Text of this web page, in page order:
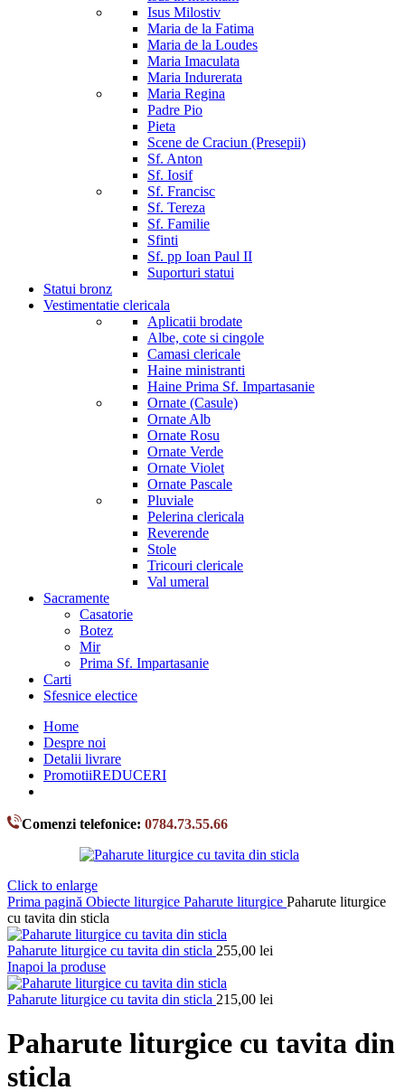
Isus Milostiv
Maria de la Fatima
Maria de la Loudes
Maria Imaculata
Maria Indurerata
Maria Regina
Padre Pio
Pieta
Scene de Craciun (Presepii)
Sf. Anton
Sf. Iosif
Sf. Francisc
Sf. Tereza
Sf. Familie
Sfinti
Sf. pp Ioan Paul II
Suporturi statui
Statui bronz
Vestimentatie clericala
Aplicatii brodate
Albe, cote si cingole
Camasi clericale
Haine ministranti
Haine Prima Sf. Impartasanie
Ornate (Casule)
Ornate Alb
Ornate Rosu
Ornate Verde
Ornate Violet
Ornate Pascale
Pluviale
Pelerina clericala
Reverende
Stole
Tricouri clericale
Val umeral
Sacramente
Casatorie
Botez
Mir
Prima Sf. Impartasanie
Carti
Sfesnice electice
Home
Despre noi
Detalii livrare
PromotiiREDUCERI
Comenzi telefonice: 0784.73.55.66
Click to enlarge
Prima pagină Obiecte liturgice Paharute liturgice Paharute liturgice
cu tavita din sticla
Paharute liturgice cu tavita din sticla 255,00 lei
Inapoi la produse
Paharute liturgice cu tavita din sticla 215,00 lei
Paharute liturgice cu tavita din
sticla